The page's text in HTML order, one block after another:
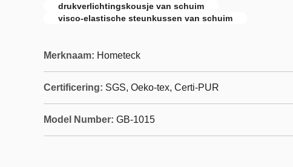
drukverlichtingskousje van schuim
visco-elastische steunkussen van schuim
Merknaam: Hometeck
Certificering: SGS, Oeko-tex, Certi-PUR
Model Number: GB-1015